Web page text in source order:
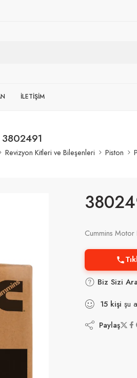
İLETİŞİM
3802491
Revizyon Kitleri ve Bileşenleri Piston
Cummins
Biz Sizi
15 kişi şu
Paylaş